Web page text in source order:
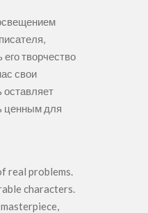
творчество
свои
оставляет
ценным для
real problems.
characters.